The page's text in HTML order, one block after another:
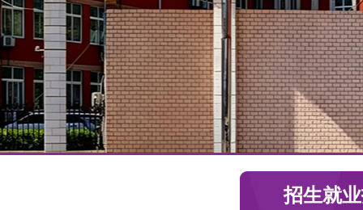
招生就